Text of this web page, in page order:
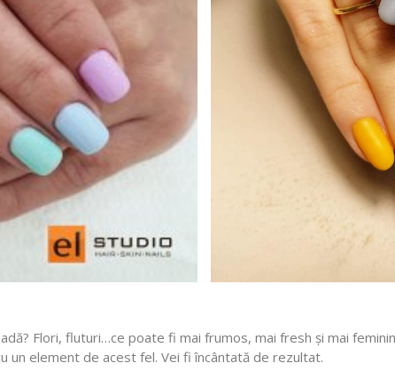
Flori, fluturi…ce poate fi mai frumos, mai fresh și mai
un element de acest fel. Vei fi încântată de rezultat.